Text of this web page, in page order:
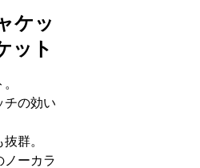
ケッ
ット
チの効い
群。
ノーカラ